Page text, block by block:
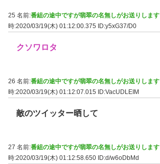
25 名前:番組の途中ですが翡翠の名無しがお送りします
時:2020/03/19(木) 01:12:00.375
ID:y5xG37/D0
クソワロタ
26 名前:番組の途中ですが翡翠の名無しがお送りします
時:2020/03/19(木) 01:12:07.015
ID:VacUDLEIM
敵のツイッター晒して
27 名前:番組の途中ですが翡翠の名無しがお送りします
時:2020/03/19(木) 01:12:58.650 ID:d/w6oDbMd